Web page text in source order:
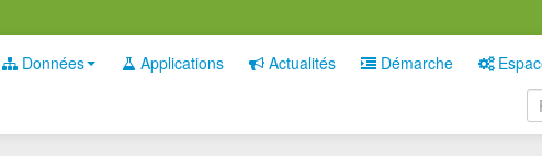
Données Applications Actualités Démarche